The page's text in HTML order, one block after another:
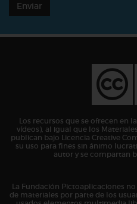
Enviar
Los recursos que se ofrecen en
vídeos), al igual que los
publican bajo Licencia Creative
su uso para fines sin ánimo
autor y se compartan
La Fundación Pictoaplicaciones
de materiales por parte de los